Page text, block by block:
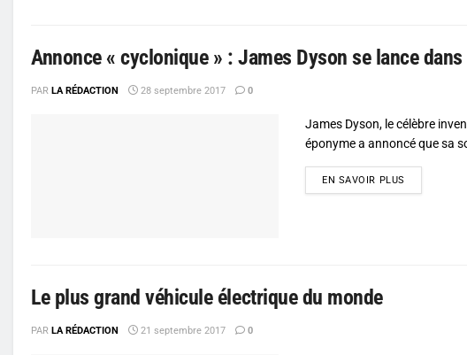
Annonce « cyclonique » : James Dyson se lance
PAR LA RÉDACTION 28 septembre 2017 0
James Dyson, le célèbre
éponyme a annoncé que sa
EN SAVOIR PLUS
Le plus grand véhicule électrique du monde
PAR LA RÉDACTION 21 septembre 2017 0